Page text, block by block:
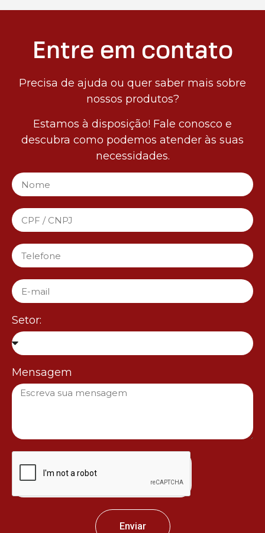
Entre em contato
Precisa de ajuda ou quer saber mais sobre
nossos produtos?
Estamos à disposição! Fale conosco e
descubra como podemos atender às suas
necessidades.
Setor:
Mensagem
Enviar